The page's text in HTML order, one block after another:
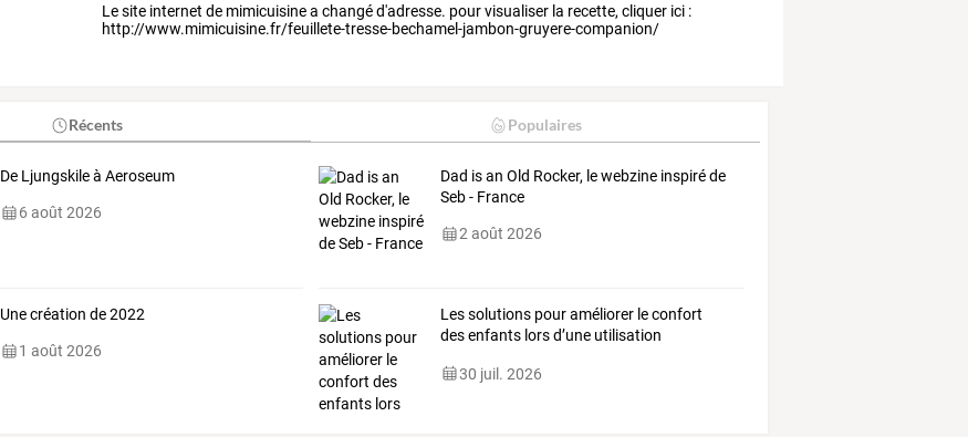
Le site internet de mimicuisine a changé d'adresse. pour visualiser la recette, cliquer ici :
http://www.mimicuisine.fr/feuillete-tresse-bechamel-jambon-gruyere-companion/
Récents Populaires
De Ljungskile à Aeroseum
6 août 2026
Dad is an Old Rocker, le webzine inspiré de
Seb - France
2 août 2026
Une création de 2022
1 août 2026
Lessolutions pouraméliorer leconfort
desenfants lorsd’une utilisation
30 juil. 2026